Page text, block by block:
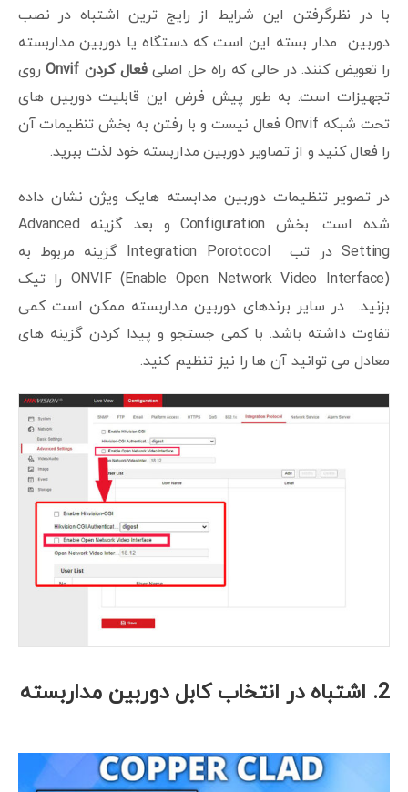
با در نظرگرفتن این شرایط از رایج ترین اشتباه در نصب
دوربین مدار بسته این است که دستگاه یا دوربین مداربسته
را تعویض کنند. در حالی که راه حل اصلیفعال کردن Onvif
روی
تجهیزات است. به طور پیش فرض این قابلیت دوربین های
تحت شبکه Onvif فعال نیست و با رفتن به بخش تنظیمات آن
را فعال کنید و از تصاویر دوربین مداربسته خود لذت ببرید.
در تصویر تنظیمات دوربین مدابسته هایک ویژن نشان داده
شده است. بخش Configuration و بعد گزینه Advanced
Setting در تب Integration Porotocol گزینه مربوط به
ONVIF (Enable Open Network Video Interface) را تیک
بزنید. در سایر برندهای دوربین مداربسته ممکن است کمی
تفاوت داشته باشد. با کمی جستجو و پیدا کردن گزینه های
معادل می توانید آن ها را نیز تنظیم کنید.
2. اشتباه در انتخاب کابل دوربین مداربسته